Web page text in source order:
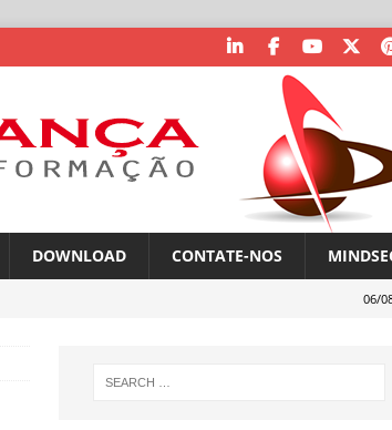
DOWNLOAD CONTATE-NOS
06/